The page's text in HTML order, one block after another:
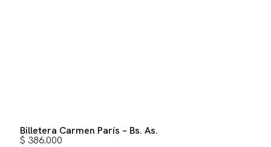
Billetera Carmen París – Bs. As.
$ 386.000